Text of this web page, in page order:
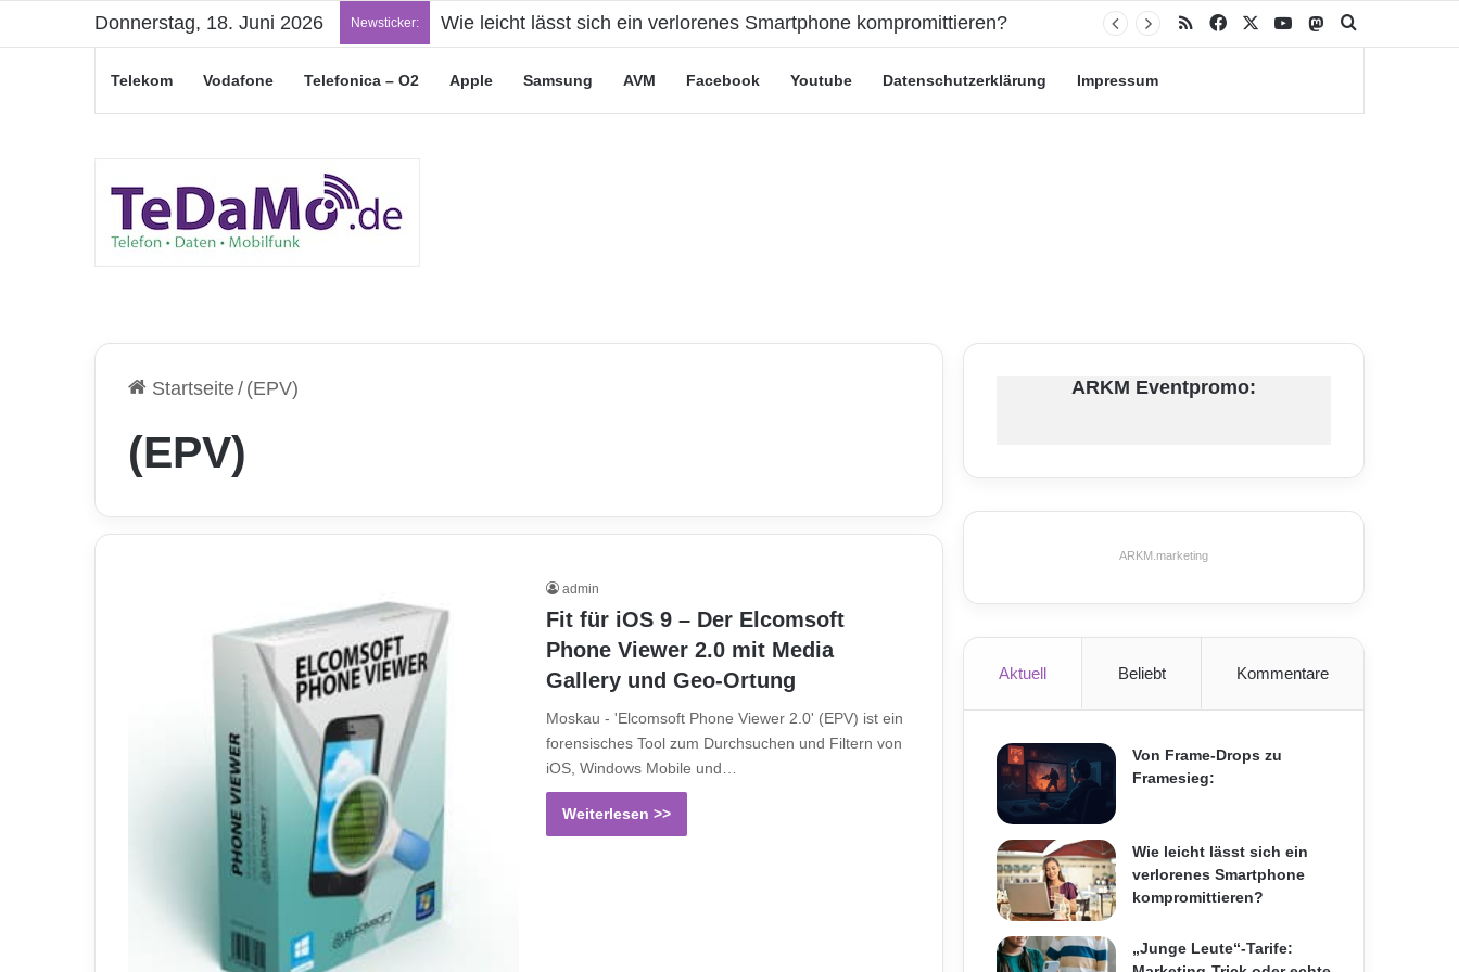
Donnerstag, 18. Juni 2026 Newsticker: Wie leicht lässt sich ein verlorenes Smartphone kompromittieren? RSS Facebook YouTubeMastodon
Telekom Vodafone Telefonica – O2 Apple Samsung AVM Facebook Youtube Datenschutzerklärung Impressum
Startseite/ (EPV)
(EPV)
admin
Fit für iOS 9 – Der Elcomsoft
Phone Viewer 2.0 mit Media
Gallery und Geo-Ortung
Moskau - 'Elcomsoft Phone Viewer 2.0' (EPV) ist ein
forensisches Tool zum Durchsuchen und Filtern von
iOS, Windows Mobile und…
Weiterlesen >>
ARKM Eventpromo:
ARKM.marketing
Aktuell Beliebt Kommentare
Von Frame-Drops zu
Framesieg:
Wie leicht lässt sich ein
verlorenes Smartphone
kompromittieren?
„Junge Leute“-Tarife: